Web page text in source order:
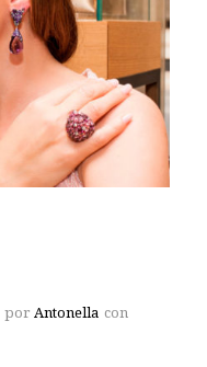
por Antonella con